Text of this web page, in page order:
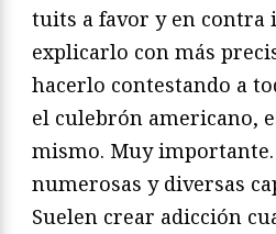
tuits a favor y en contra
explicarlo con más
hacerlo contestando a
el culebrón americano,
mismo. Muy
numerosas y diversas
Suelen crear adicción